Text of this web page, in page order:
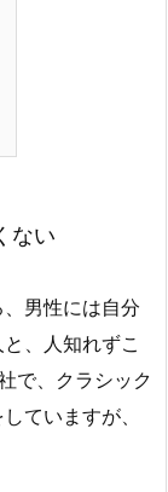
ない
男性には自分
、人知れずこ
で、クラシック
ていますが、